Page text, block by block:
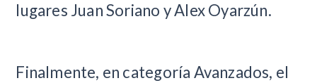
lugares Juan Soriano y Alex Oyarzún.
Finalmente, en categoría Avanzados, el